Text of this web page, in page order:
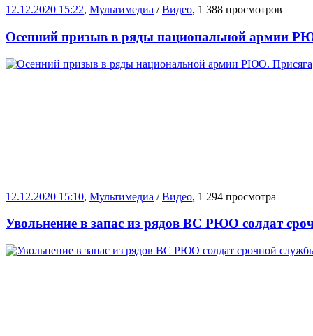
12.12.2020 15:22, Мультимедиа /Видео, 1 388 просмотров
Осенний призыв в ряды национальной армии
12.12.2020 15:10, Мультимедиа /Видео, 1 294 просмотра
Увольнение в запас из рядов ВС РЮО солдат